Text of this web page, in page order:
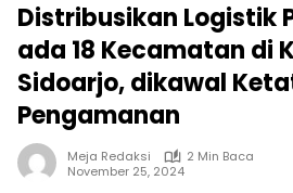
Distribusikan Logistik
ada 18 Kecamatan di
Sidoarjo, dikawal
Pengamanan
Meja Redaksi
2 Min Baca
November 25, 2024